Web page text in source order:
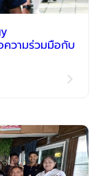
ความร่วมมือกับ